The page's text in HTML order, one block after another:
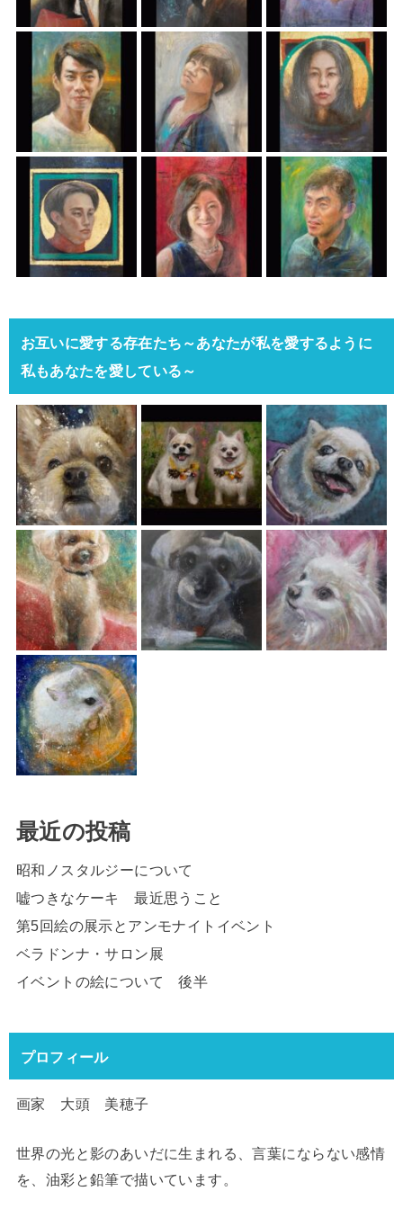
お互いに愛する存在たち～あなたが私を愛するように
私もあなたを愛している～
最近の投稿
昭和ノスタルジーについて
嘘つきなケーキ 最近思うこと
第5回絵の展示とアンモナイトイベント
ベラドンナ・サロン展
イベントの絵について 後半
プロフィール
画家 大頭 美穂子
世界の光と影のあいだに生まれる、言葉にならない感情
を、油彩と鉛筆で描いています。